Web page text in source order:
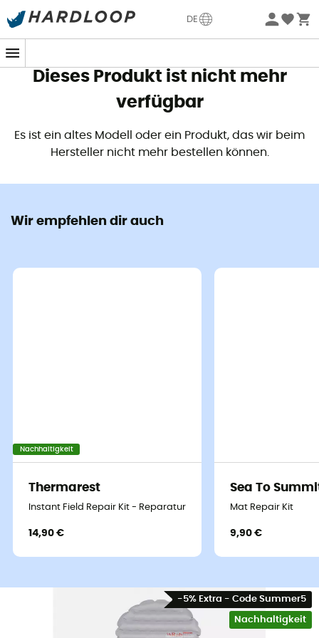
DE
Sommerangebote🔥 -5% EXTRA ab 2 Produkten* Code
Dieses Produkt ist nicht mehr
verfügbar
Es ist ein altes Modell oder ein Produkt, das wir beim
Hersteller nicht mehr bestellen können.
Wir empfehlen dir auch
Nachhaltigkeit
Thermarest
Instant Field Repair Kit - Reparaturset
14,90 €
Sea To
Mat Repair Kit
9,90 €
-5% Extra - Code Summer5
Nachhaltigkeit